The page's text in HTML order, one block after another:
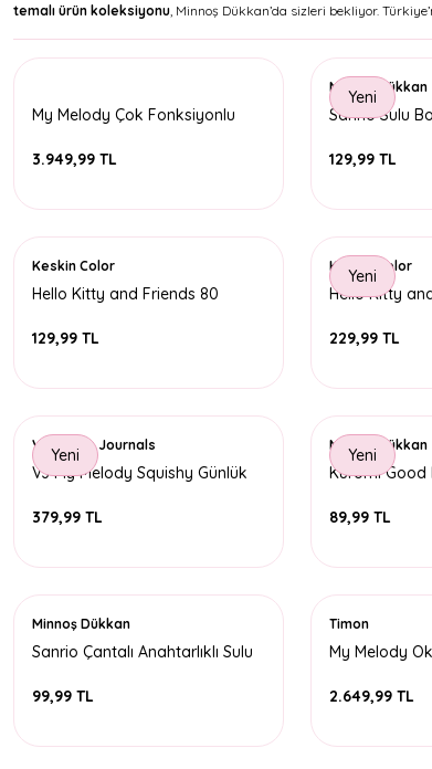
temalı ürün koleksiyonu, Minnoş Dükkan’da sizleri bekliyor.
My Melody Çok Fonksiyonlu
3.949,99 TL
Yeni
Minnoş Dükkan
Sanrio Sulu
129,99 TL
Keskin Color
Hello Kitty and Friends 80
129,99 TL
Yeni
Keskin Color
Hello Kitty
229,99 TL
Yeni
Victoria's Journals
VJ My Melody Squishy Günlük
379,99 TL
Yeni
Minnoş Dükkan
Kuromi Good
89,99 TL
Minnoş Dükkan
Sanrio Çantalı Anahtarlıklı Sulu
99,99 TL
Timon
My Melody
2.649,99 TL